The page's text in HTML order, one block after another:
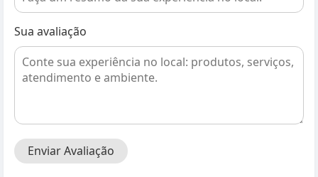
Sua avaliação
Enviar Avaliação